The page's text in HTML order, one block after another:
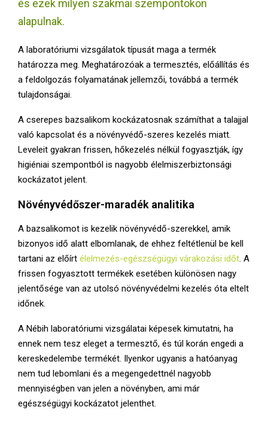
U
és ezek milyen szakmai szempontokon
alapulnak.
A laboratóriumi vizsgálatok típusát maga a termék
határozza meg. Meghatározóak a termesztés, előállítás és
a feldolgozás folyamatának jellemzői, továbbá a termék
tulajdonságai.
A cserepes bazsalikom kockázatosnak számíthat a talajjal
való kapcsolat és a növényvédő-szeres kezelés miatt.
Leveleit gyakran frissen, hőkezelés nélkül fogyasztják, így
higiéniai szempontból is nagyobb élelmiszerbiztonsági
kockázatot jelent.
Növényvédőszer-maradék analitika
A bazsalikomot is kezelik növényvédő-szerekkel, amik
bizonyos idő alatt elbomlanak, de ehhez feltétlenül be kell
tartani az előírt élelmezés-egészségügyi várakozási időt . A
frissen fogyasztott termékek esetében különösen nagy
jelentősége van az utolsó növényvédelmi kezelés óta eltelt
időnek.
A Nébih laboratóriumi vizsgálatai képesek kimutatni, ha
ennek nem tesz eleget a termesztő, és túl korán engedi a
kereskedelembe termékét. Ilyenkor ugyanis a hatóanyag
nem tud lebomlani és a megengedettnél nagyobb
mennyiségben van jelen a növényben, ami már
egészségügyi kockázatot jelenthet.